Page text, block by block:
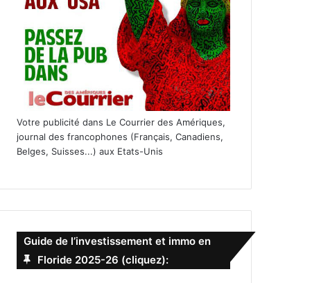
Votre publicité dans Le Courrier des Amériques,
journal des francophones (Français, Canadiens,
Belges, Suisses...) aux Etats-Unis
Guide de l’investissement et immo en
Floride 2025-26 (cliquez):